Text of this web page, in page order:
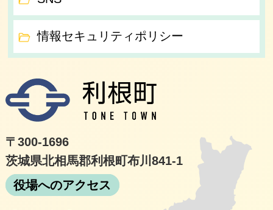
情報セキュリティポリシー
〒300-1696
茨城県北相馬郡利根町布川841-1
役場へのアクセス